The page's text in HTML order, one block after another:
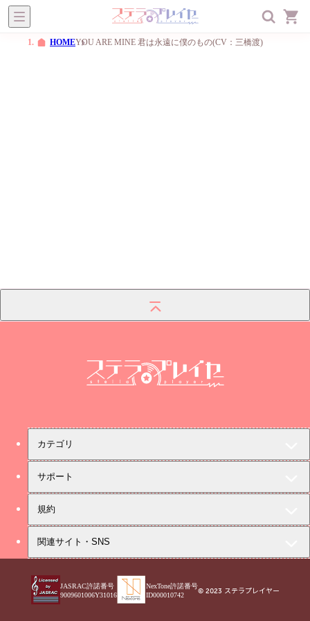
メニュー
ステラプレイヤー
BL 一般
HOMEYOU ARE MINE 君は永遠に僕のもの(CV：三橋渡)
ステラプレイヤー
カテゴリ
サポート
規約
関連サイト・SNS
JASRAC許諾番号
9009601006Y31016
NexTone許諾番号
ID000010742
© 2023 ステラプレイヤー